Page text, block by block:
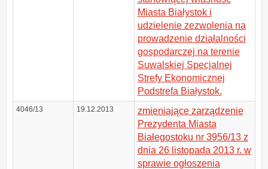
Miasta Białystok i
udzielenie zezwolenia na
prowadzenie działalności
gospodarczej na terenie
Suwalskiej Specjalnej
Strefy Ekonomicznej
Podstrefa Białystok.
4046/13 19.12.2013
zmieniające zarządzenie
Prezydenta Miasta
Białegostoku nr 3956/13 z
dnia 26 listopada 2013 r. w
sprawie ogłoszenia